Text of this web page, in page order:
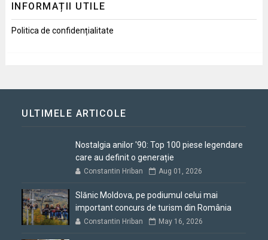
INFORMAȚII UTILE
Politica de confidențialitate
ULTIMELE ARTICOLE
Nostalgia anilor '90: Top 100 piese legendare
care au definit o generație
Constantin Hriban Aug 01, 2026
Slănic Moldova, pe podiumul celui mai
important concurs de turism din România
Constantin Hriban May 16, 2026